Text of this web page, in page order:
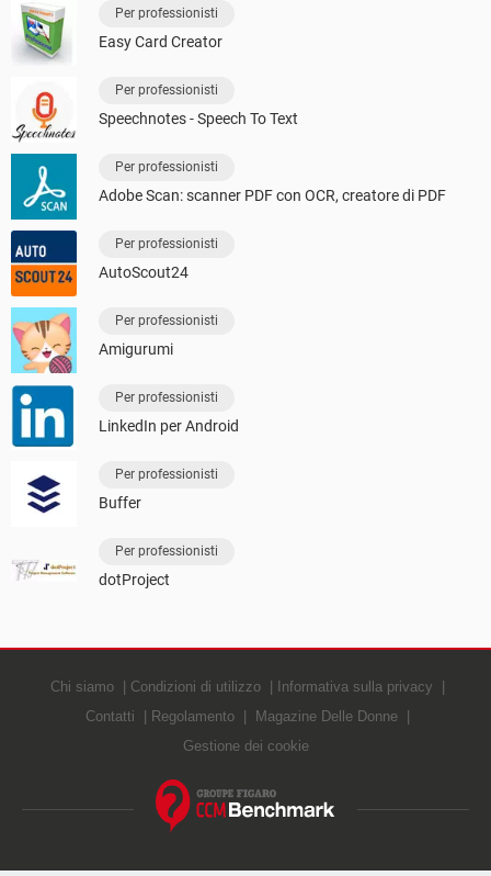
Per professionisti
Easy Card Creator
Per professionisti
Speechnotes - Speech To Text
Per professionisti
Adobe Scan: scanner PDF con OCR, creatore di PDF
Per professionisti
AutoScout24
Per professionisti
Amigurumi
Per professionisti
LinkedIn per Android
Per professionisti
Buffer
Per professionisti
dotProject
Chi siamo Condizioni di utilizzo
Informativa sulla privacy
Contatti
Regolamento
Magazine Delle Donne
Gestione dei cookie